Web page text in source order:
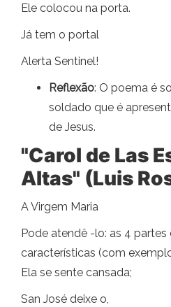
Ele colocou na porta.
Já tem o portal
Alerta Sentinel!
Reflexão: O poema é
soldado que é
de Jesus.
"Carol de Las
Altas" (Luis
A Virgem Maria
Pode atendê -lo: as 4 partes
características (com
Ela se sente cansada;
San José deixe o,